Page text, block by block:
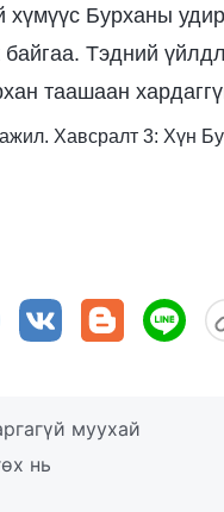
хүмүүс Бурханы
Тэдний
таашаан
Хавсралт 3: Хүн
муухай
нь